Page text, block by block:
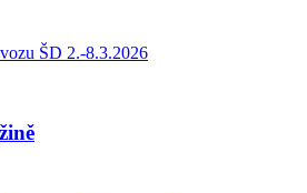
ŠD 2.-8.3.2026